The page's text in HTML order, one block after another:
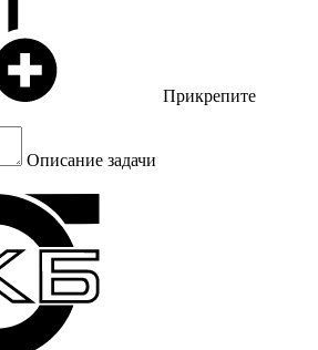
Прикрепите
Описание задачи